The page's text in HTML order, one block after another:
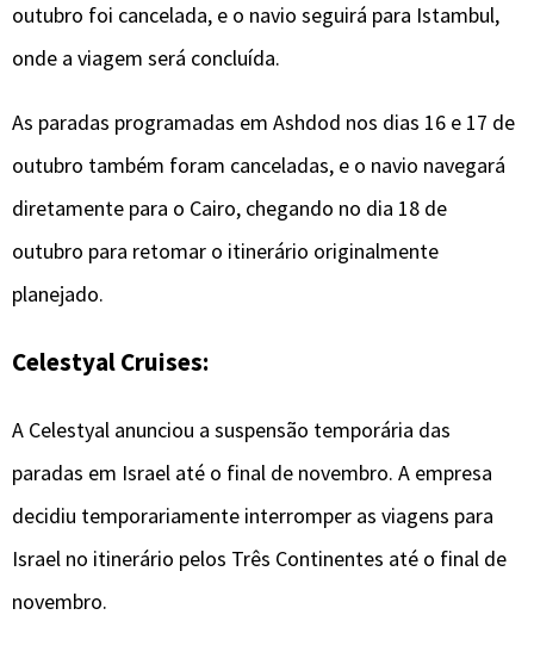
outubro foi cancelada, e o navio seguirá para Istambul,
onde a viagem será concluída.
As paradas programadas em Ashdod nos dias 16 e 17 de
outubro também foram canceladas, e o navio navegará
diretamente para o Cairo, chegando no dia 18 de
outubro para retomar o itinerário originalmente
planejado.
Celestyal Cruises:
A Celestyal anunciou a suspensão temporária das
paradas em Israel até o final de novembro. A empresa
decidiu temporariamente interromper as viagens para
Israel no itinerário pelos Três Continentes até o final de
novembro.